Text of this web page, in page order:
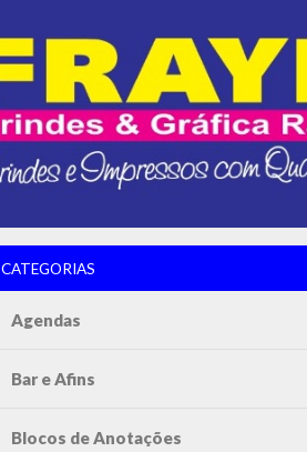
CATEGORIAS
Agendas
Bar e Afins
Blocos de Anotações